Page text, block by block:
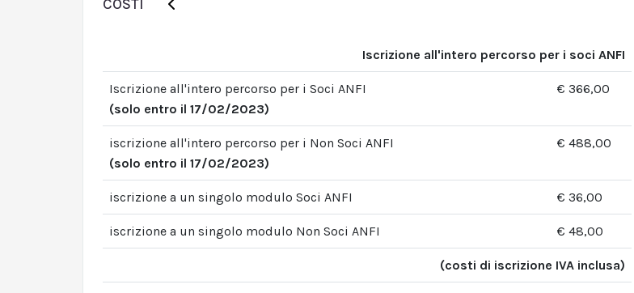
COSTI
Iscrizione all'intero percorso per i soci ANFI
Iscrizione all'intero percorso per i Soci ANFI
(solo entro il 17/02/2023)
€ 366,00
iscrizione all'intero percorso per i Non Soci ANFI
(solo entro il 17/02/2023)
€ 488,00
iscrizione a un singolo modulo Soci ANFI € 36,00
iscrizione a un singolo modulo Non Soci ANFI € 48,00
(costi di iscrizione IVA inclusa)